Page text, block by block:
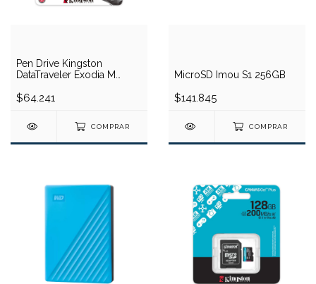
Pen Drive Kingston
DataTraveler Exodia M
$64.241
COMPRAR
MicroSD Imou S1 256GB
$141.845
COMPRAR